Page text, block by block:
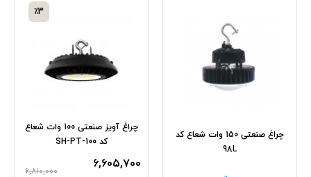
چراغ صنعتی 150 وات شعاع کد
98L
چراغ آویز صنعتی 100 وات شعاع
کد SH-PT-100
۶,۶۰۵,۷۰۰ ۶,۸۱۰,۰۰۰
٪3